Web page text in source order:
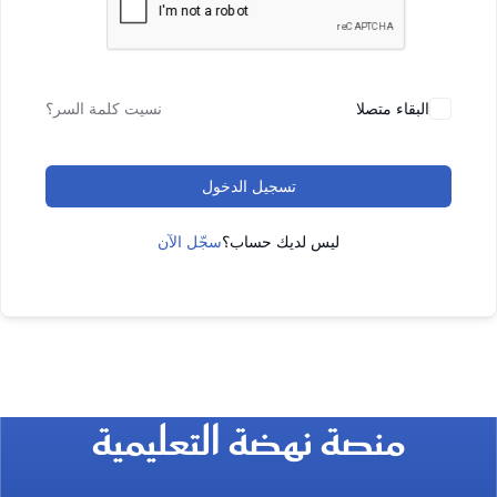
البقاء متصلا نسيت كلمة السر؟
تسجيل الدخول
ليس لديك حساب؟سجّل الآن
منصة نهضة التعليمية